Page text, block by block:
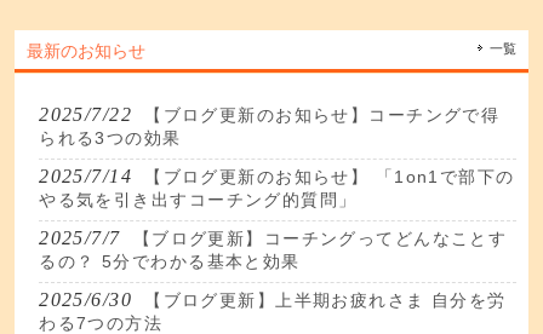
最新のお知らせ 一覧
2025/7/22
【ブログ更新のお知らせ】コーチングで得
られる3つの効果
2025/7/14
【ブログ更新のお知らせ】 「1on1で部下の
やる気を引き出すコーチング的質問」
2025/7/7
【ブログ更新】コーチングってどんなことす
るの？ 5分でわかる基本と効果
2025/6/30
【ブログ更新】上半期お疲れさま 自分を労
わる7つの方法